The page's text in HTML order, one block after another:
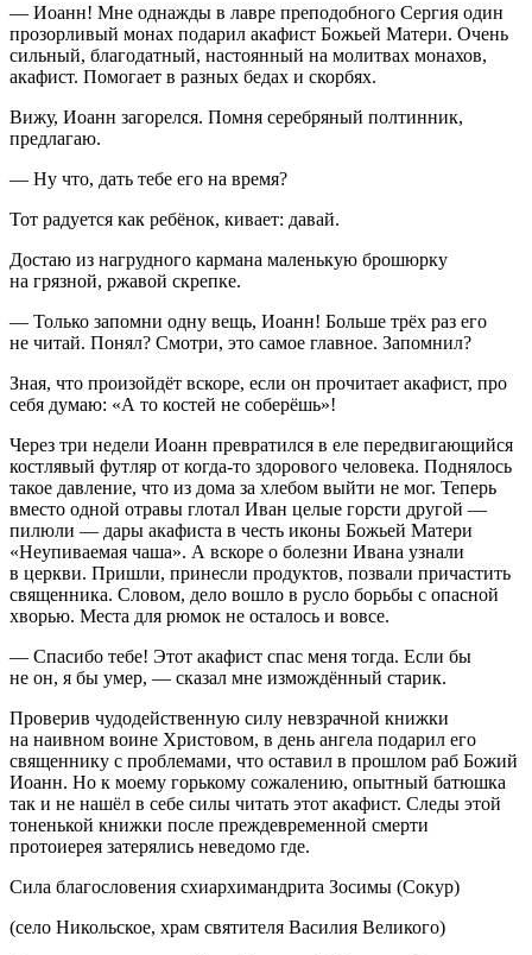
— Иоанн! Мне однажды в лавре преподобного Сергия один
прозорливый монах подарил акафист Божьей Матери. Очень
сильный, благодатный, настоянный на молитвах монахов,
акафист. Помогает в разных бедах и скорбях.
Вижу, Иоанн загорелся. Помня серебряный полтинник,
предлагаю.
— Ну что, дать тебе его на время?
Тот радуется как ребёнок, кивает: давай.
Достаю из нагрудного кармана маленькую брошюрку
на грязной, ржавой скрепке.
— Только запомни одну вещь, Иоанн! Больше трёх раз его
не читай. Понял? Смотри, это самое главное. Запомнил?
Зная, что произойдёт вскоре, если он прочитает акафист, про
себя думаю: «А то костей не соберёшь»!
Через три недели Иоанн превратился в еле передвигающийся
костлявый футляр от когда-то здорового человека. Поднялось
такое давление, что из дома за хлебом выйти не мог. Теперь
вместо одной отравы глотал Иван целые горсти другой —
пилюли — дары акафиста в честь иконы Божьей Матери
«Неупиваемая чаша». А вскоре о болезни Ивана узнали
в церкви. Пришли, принесли продуктов, позвали причастить
священника. Словом, дело вошло в русло борьбы с опасной
хворью. Места для рюмок не осталось и вовсе.
— Спасибо тебе! Этот акафист спас меня тогда. Если бы
не он, я бы умер, — сказал мне измождённый старик.
Проверив чудодейственную силу невзрачной книжки
на наивном воине Христовом, в день ангела подарил его
священнику с проблемами, что оставил в прошлом раб Божий
Иоанн. Но к моему горькому сожалению, опытный батюшка
так и не нашёл в себе силы читать этот акафист. Следы этой
тоненькой книжки после преждевременной смерти
протоиерея затерялись неведомо где.
Сила благословения схиархимандрита Зосимы (Сокур)
(село Никольское, храм святителя Василия Великого)